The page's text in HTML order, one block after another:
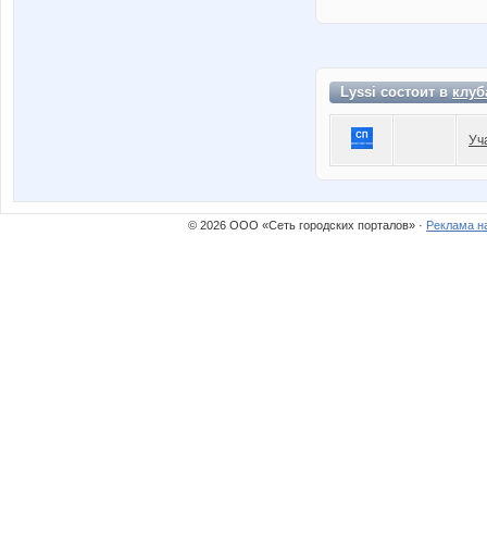
Lyssi состоит в
© 2026 ООО «Сеть городских порталов» · Реклама